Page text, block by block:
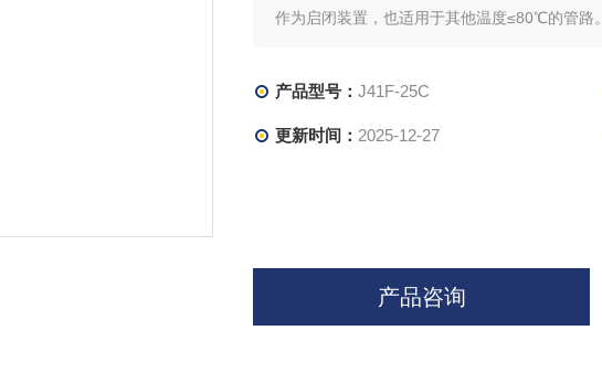
作为启闭装置，也适用于其他温度≤80℃的管路。
产品型号： J41F-25C
更新时间： 2025-12-27
产品咨询